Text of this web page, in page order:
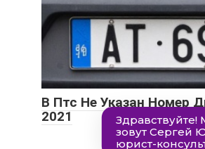
В Птс Не Указан Номер
2021